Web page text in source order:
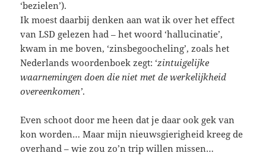
‘bezielen’).
Ik moest daarbij denken aan wat ik over het effect
van LSD gelezen had – het woord ‘hallucinatie’,
kwam in me boven, ‘zinsbegoocheling’, zoals het
Nederlands woordenboek zegt: ‘zintuigelijke
waarnemingen doen die niet met de werkelijkheid
overeenkomen’.
Even schoot door me heen dat je daar ook gek van
kon worden… Maar mijn nieuwsgierigheid kreeg de
overhand – wie zou zo’n trip willen missen…